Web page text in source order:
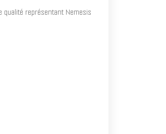
qualité représentant Nemesis